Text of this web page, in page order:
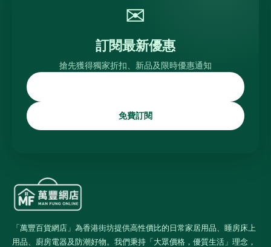
✉
訂閱最新優惠
搶先獲得獨家折扣、新品及限時優惠通知
免費訂閱
「萬豐百貨網店」為香港街坊提供高性價比的日常家居用品、睡房床上
用品、廚房電器及防潮好物。我們秉持「大眾價格，優質生活」理念，